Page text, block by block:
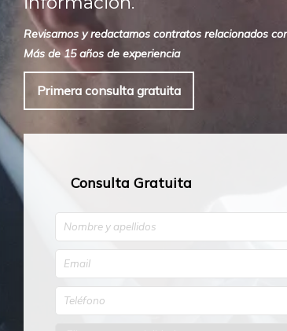
Revisamos y redactamos contratos relacionados
Más de 15 años de experiencia
Primera consulta gratuita
Consulta Gratuita